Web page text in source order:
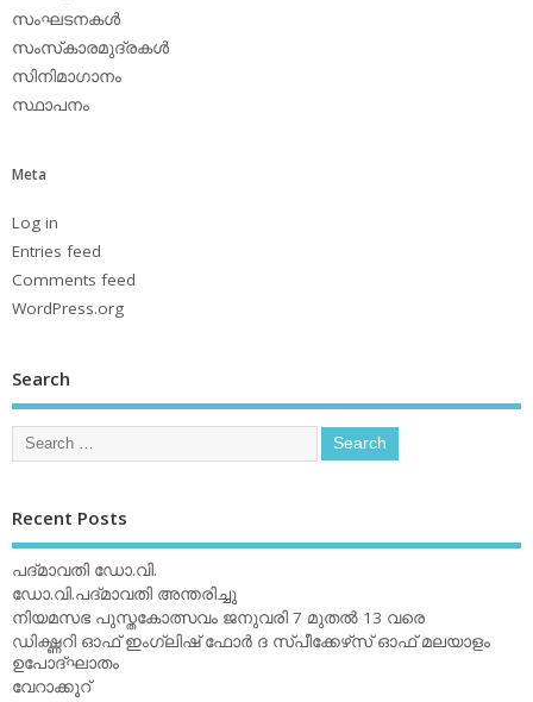
സംഘടനകള്‍
സംസ്‌കാരമുദ്രകള്‍
സിനിമാഗാനം
സ്ഥാപനം
Meta
Log in
Entries feed
Comments feed
WordPress.org
Search
Recent Posts
പദ്മാവതി ഡോ.വി.
ഡോ.വി.പദ്മാവതി അന്തരിച്ചു
നിയമസഭ പുസ്തകോത്സവം ജനുവരി 7 മുതല്‍ 13 വരെ
ഡിക്ഷ്ണറി ഓഫ് ഇംഗ്ലിഷ് ഫോര്‍ ദ സ്പീക്കേഴ്‌സ് ഓഫ് മലയാളം
ഉപോദ്ഘാതം
വേറാക്കൂറ്